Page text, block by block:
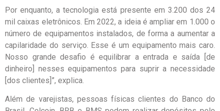
Por enquanto, a tecnologia está presente em 3.200 dos 24
mil caixas eletrônicos. Em 2022, a ideia é ampliar em 1.000 o
número de equipamentos instalados, de forma a aumentar a
capilaridade do serviço. Esse é um equipamento mais caro.
Nosso grande desafio é equilibrar a entrada e saída [de
dinheiro] nesses equipamentos para suprir a necessidade
[dos clientes]”, explica.
Além de varejistas, pessoas físicas clientes do Banco do